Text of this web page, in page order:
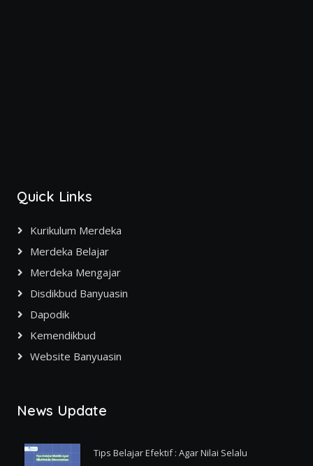
Quick Links
Kurikulum Merdeka
Merdeka Belajar
Merdeka Mengajar
Disdikbud Banyuasin
Dapodik
Kemendikbud
Website Banyuasin
News Update
Tips Belajar Efektif : Agar Nilai Selalu